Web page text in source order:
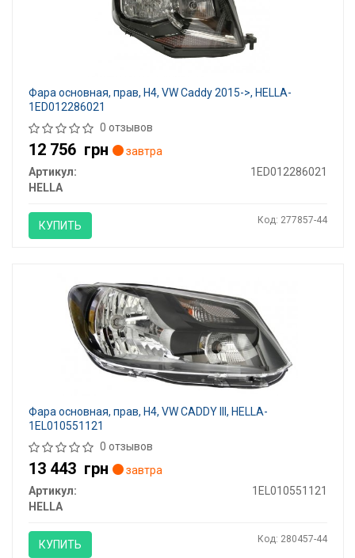
Фара основная, прав, Н4, VW Caddy 2015->, HELLA-
1ED012286021
0 отзывов
12 756 грн
завтра
Артикул:
1ED012286021
HELLA
КУПИТЬ Код: 277857-44
Фара основная, прав, Н4, VW CADDY III, HELLA-
1EL010551121
0 отзывов
13 443 грн
завтра
Артикул:
1EL010551121
HELLA
КУПИТЬ Код: 280457-44